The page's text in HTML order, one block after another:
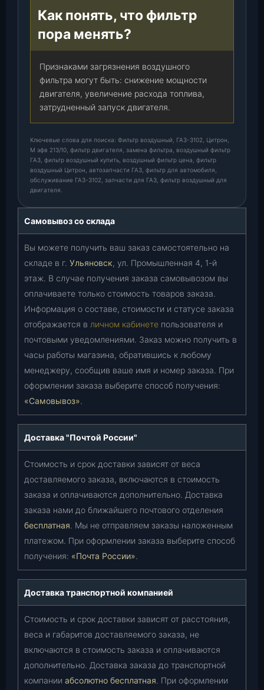
Как понять, что фильтр
пора менять?
Признаками загрязнения воздушного
фильтра могут быть: снижение мощности
двигателя, увеличение расхода топлива,
затрудненный запуск двигателя.
Ключевые слова для поиска: Фильтр воздушный, ГАЗ-3102, Цитрон,
М эфв 213/10, фильтр двигателя, замена фильтра, воздушный фильтр
ГАЗ, фильтр воздушный купить, воздушный фильтр цена, фильтр
воздушный Цитрон, автозапчасти ГАЗ, фильтр для автомобиля,
обслуживание ГАЗ-3102, запчасти для ГАЗ, фильтр воздушный для
двигателя.
Самовывоз со склада
Вы можете получить ваш заказ самостоятельно на
складе в г. Ульяновск, ул. Промышленная 4, 1-й
этаж. В случае получения заказа самовывозом вы
оплачиваете только стоимость товаров заказа.
Информация о составе, стоимости и статусе заказа
отображается в личном кабинете пользователя и
почтовыми уведомлениями. Заказ можно получить в
часы работы магазина, обратившись к любому
менеджеру, сообщив ваше имя и номер заказа. При
оформлении заказа выберите способ получения:
«Самовывоз».
Доставка "Почтой России"
Стоимость и срок доставки зависят от веса
доставляемого заказа, включаются в стоимость
заказа и оплачиваются дополнительно. Доставка
заказа нами до ближайшего почтового отделения
бесплатная. Мы не отправляем заказы наложенным
платежом. При оформлении заказа выберите способ
получения: «Почта России».
Доставка транспортной компанией
Стоимость и срок доставки зависят от расстояния,
веса и габаритов доставляемого заказа, не
включаются в стоимость заказа и оплачиваются
дополнительно. Доставка заказа до транспортной
компании абсолютно бесплатная. При оформлении